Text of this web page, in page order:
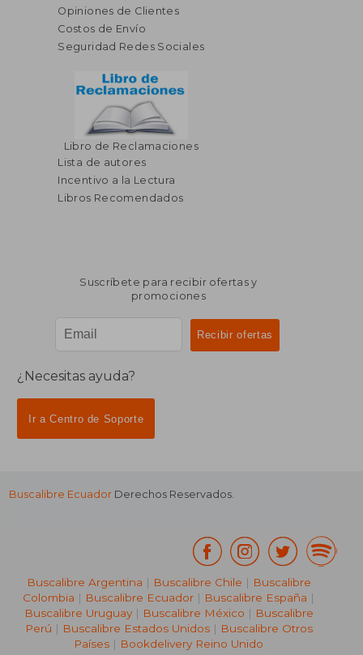
Opiniones de Clientes
Costos de Envío
Seguridad Redes Sociales
Libro de Reclamaciones
Lista de autores
Incentivo a la Lectura
Libros Recomendados
Suscríbete para recibir ofertas y
promociones
¿Necesitas ayuda?
Ir a Centro de Soporte
Buscalibre Ecuador Derechos Reservados.
Buscalibre Argentina | Buscalibre Chile | Buscalibre
Colombia | Buscalibre Ecuador | Buscalibre España |
Buscalibre Uruguay| Buscalibre México | Buscalibre
Perú | Buscalibre Estados Unidos| Buscalibre Otros
Países | Bookdelivery Reino Unido